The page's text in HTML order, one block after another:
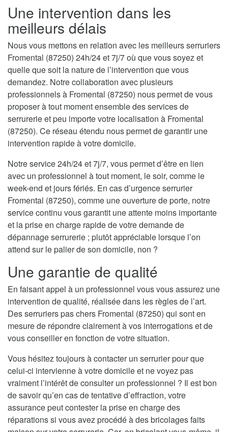
Une intervention dans les
meilleurs délais
Nous vous mettons en relation avec les meilleurs serruriers
Fromental (87250) 24h/24 et 7j/7 où que vous soyez et
quelle que soit la nature de l’intervention que vous
demandez. Notre collaboration avec plusieurs
professionnels à Fromental (87250) nous permet de vous
proposer à tout moment ensemble des services de
serrurerie et peu importe votre localisation à Fromental
(87250). Ce réseau étendu nous permet de garantir une
intervention rapide à votre domicile.
Notre service 24h/24 et 7j/7, vous permet d’être en lien
avec un professionnel à tout moment, le soir, comme le
week-end et jours fériés. En cas d’urgence serrurier
Fromental (87250), comme une ouverture de porte, notre
service continu vous garantit une attente moins importante
et la prise en charge rapide de votre demande de
dépannage serrurerie ; plutôt appréciable lorsque l’on
attend sur le palier de son domicile, non ?
Une garantie de qualité
En faisant appel à un professionnel vous vous assurez une
intervention de qualité, réalisée dans les règles de l’art.
Des serruriers pas chers Fromental (87250) qui sont en
mesure de répondre clairement à vos interrogations et de
vous conseiller en fonction de votre situation.
Vous hésitez toujours à contacter un serrurier pour que
celui-ci intervienne à votre domicile et ne voyez pas
vraiment l’intérêt de consulter un professionnel ? Il est bon
de savoir qu’en cas de tentative d’effraction, votre
assurance peut contester la prise en charge des
réparations si vous avez procédé à des bricolages faits